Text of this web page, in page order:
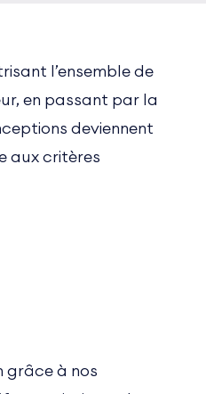
l’ensemble de
en passant par la
deviennent
aux critères
grâce à nos